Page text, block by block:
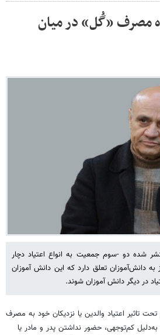
مصرف «گُل» در میان
شده دو -سوم جمعیت به انواع اعتیاد دچار
به دانش‌آموزان تعلق دارد که این دانش آموزان
در دیگر دانش آموزان شوند.
تحت تاثیر اعتیاد والدین یا نزدیکان خود به مصرف
به‌دلیل کم‌توجهی، حضور نداشتن پدر و مادر یا